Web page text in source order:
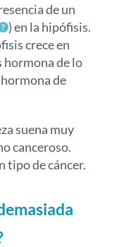
de un
) en la hipófisis.
crece en
hormona de lo
de
suena muy
canceroso.
tipo de cáncer.